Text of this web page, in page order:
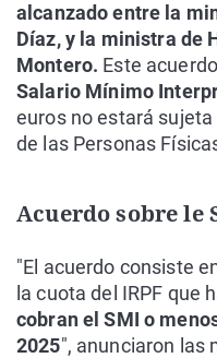
alcanzado entre la
Díaz, y la ministra de
Montero. Este
Salario Mínimo
euros no estará
de las Personas
Acuerdo sobre le
"El acuerdo consiste
la cuota del IRPF que
cobran el SMI o
2025", anunciaron las